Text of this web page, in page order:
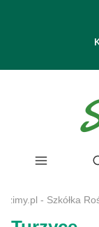
Menu
- Szkółka